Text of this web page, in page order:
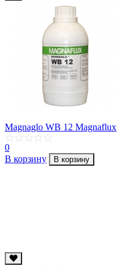
Magnaglo WB 12 Magnaflux
0
В корзину
В корзину